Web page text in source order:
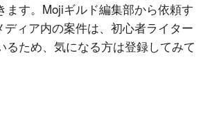
ます。Mojiギルド編集部から依頼す
ディア内の案件は、初心者ライター
るため、気になる方は登録してみて